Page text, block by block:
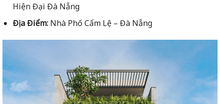
Hiện Đại Đà Nẵng
Địa Điểm:Nhà Phố Cẩm Lệ – Đà Nẵng